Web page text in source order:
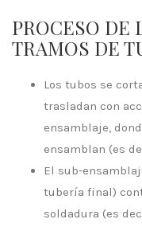
PROCESO DE
TRAMOS DE
Los tubos se
trasladan con
ensamblaje,
ensamblan (es
El sub-
tubería final)
soldadura (es